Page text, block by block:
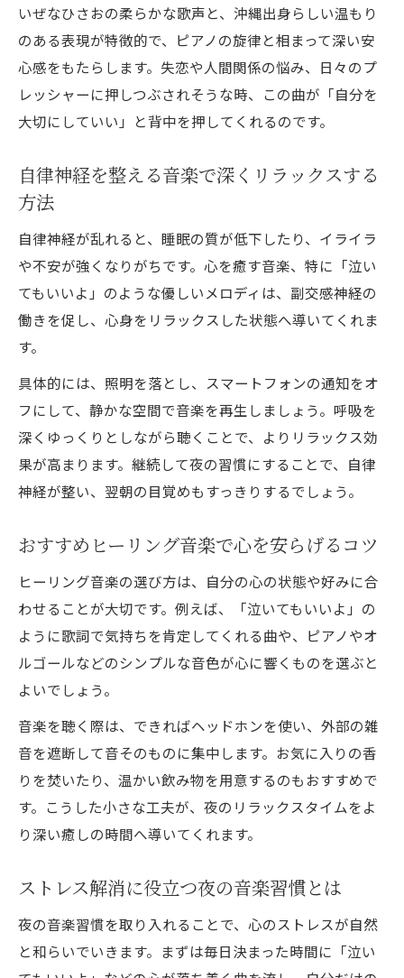
いぜなひさおの柔らかな歌声と、沖縄出身らしい温もり
のある表現が特徴的で、ピアノの旋律と相まって深い安
心感をもたらします。失恋や人間関係の悩み、日々のプ
レッシャーに押しつぶされそうな時、この曲が「自分を
大切にしていい」と背中を押してくれるのです。
自律神経を整える音楽で深くリラックスする
方法
自律神経が乱れると、睡眠の質が低下したり、イライラ
や不安が強くなりがちです。心を癒す音楽、特に「泣い
てもいいよ」のような優しいメロディは、副交感神経の
働きを促し、心身をリラックスした状態へ導いてくれま
す。
具体的には、照明を落とし、スマートフォンの通知をオ
フにして、静かな空間で音楽を再生しましょう。呼吸を
深くゆっくりとしながら聴くことで、よりリラックス効
果が高まります。継続して夜の習慣にすることで、自律
神経が整い、翌朝の目覚めもすっきりするでしょう。
おすすめヒーリング音楽で心を安らげるコツ
ヒーリング音楽の選び方は、自分の心の状態や好みに合
わせることが大切です。例えば、「泣いてもいいよ」の
ように歌詞で気持ちを肯定してくれる曲や、ピアノやオ
ルゴールなどのシンプルな音色が心に響くものを選ぶと
よいでしょう。
音楽を聴く際は、できればヘッドホンを使い、外部の雑
音を遮断して音そのものに集中します。お気に入りの香
りを焚いたり、温かい飲み物を用意するのもおすすめで
す。こうした小さな工夫が、夜のリラックスタイムをよ
り深い癒しの時間へ導いてくれます。
ストレス解消に役立つ夜の音楽習慣とは
夜の音楽習慣を取り入れることで、心のストレスが自然
と和らいでいきます。まずは毎日決まった時間に「泣い